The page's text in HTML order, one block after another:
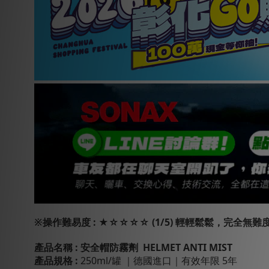
※操作難易度 : ★☆☆☆☆ (1/5) 輕輕鬆鬆，完全無難
產品名稱 : 安全帽防霧劑 HELMET ANTI MIST
產品規格 : 250ml/罐 ｜德國進口｜有效年限 5年